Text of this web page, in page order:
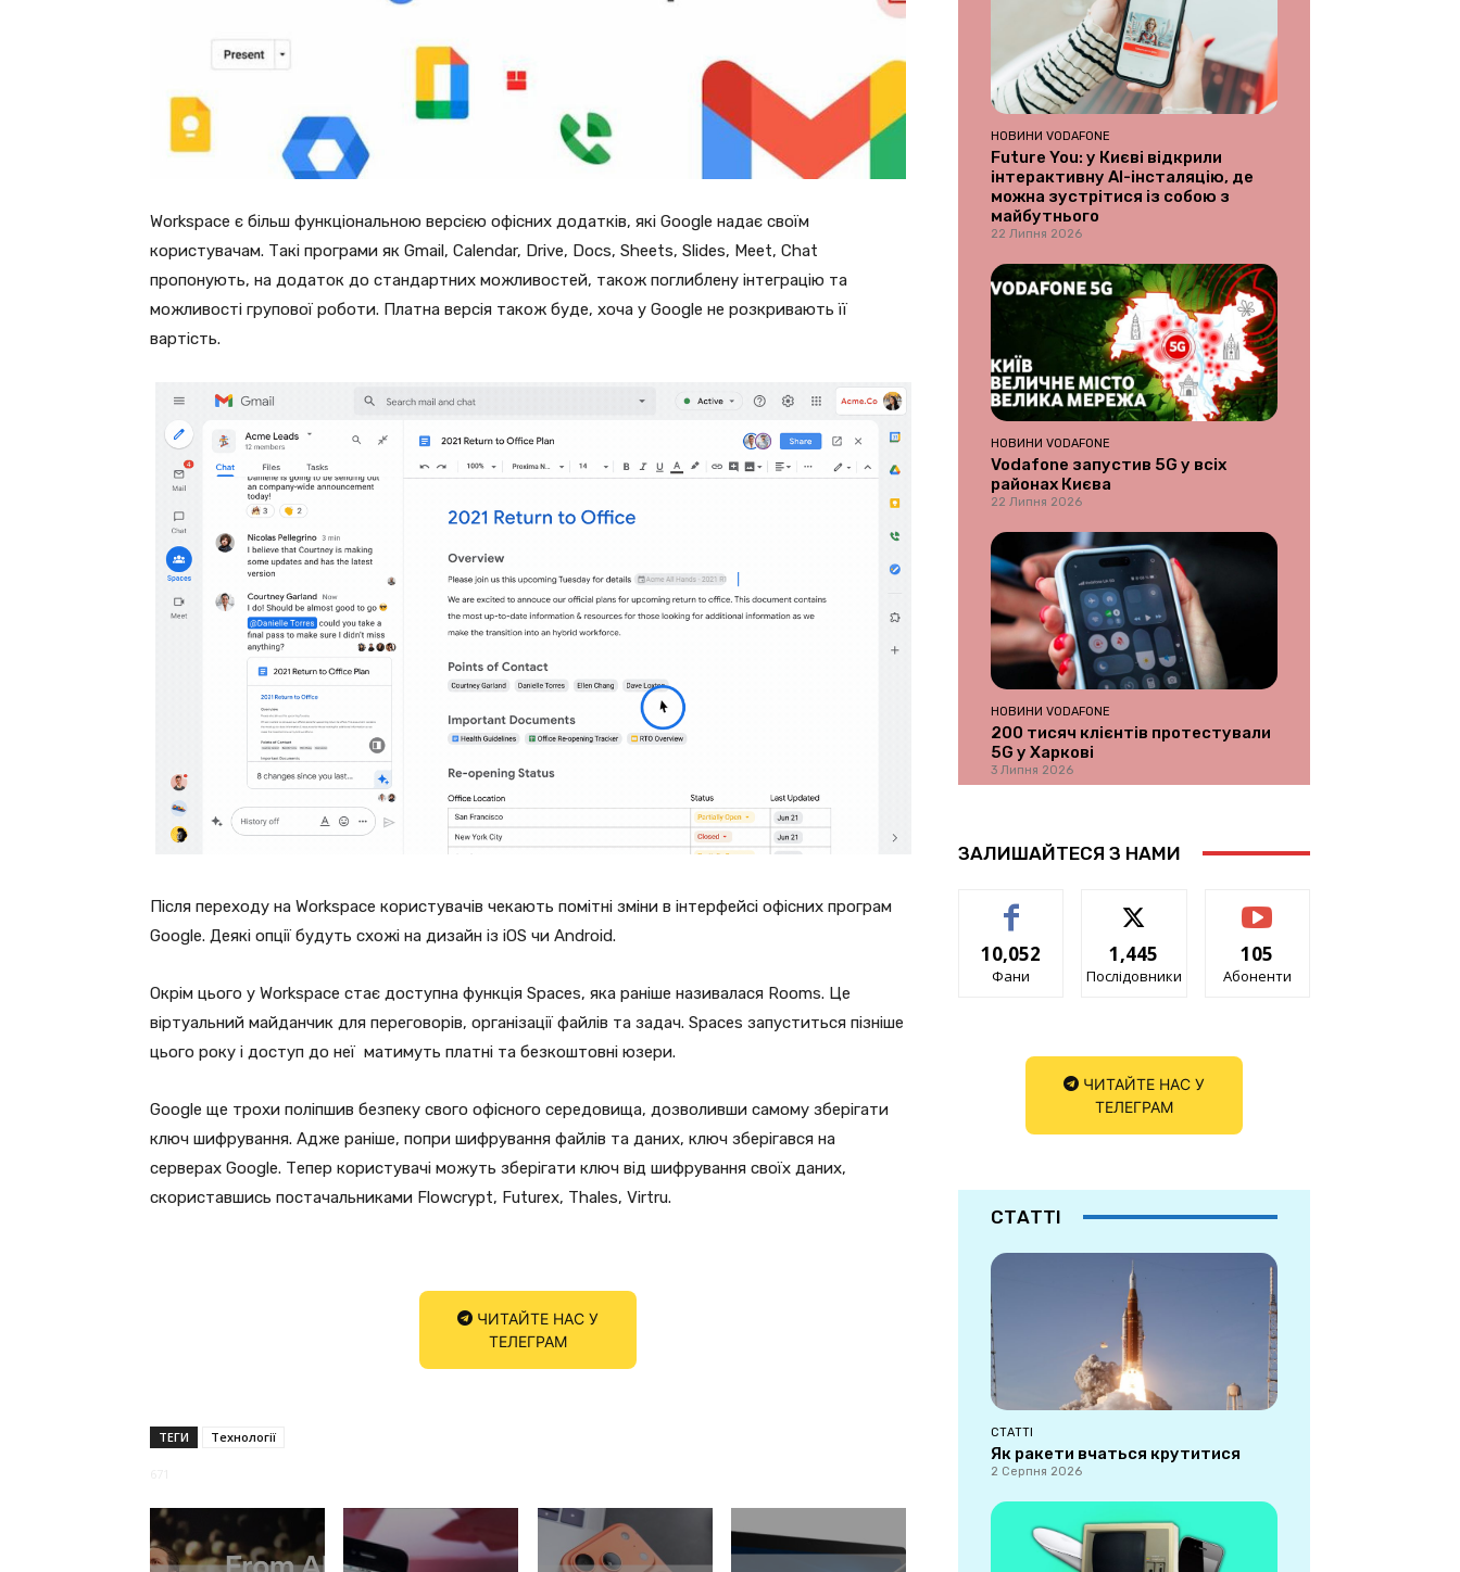
Workspace є більш функціональною версією офісних додатків, які Google надає своїм
користувачам. Такі програми як Gmail, Calendar, Drive, Docs, Sheets, Slides, Meet, Chat
пропонують, на додаток до стандартних можливостей, також поглиблену інтеграцію та
можливості групової роботи. Платна версія також буде, хоча у Google не розкривають її
вартість.
Після переходу на Workspace користувачів чекають помітні зміни в інтерфейсі офісних програм
Google. Деякі опції будуть схожі на дизайн із iOS чи Android.
Окрім цього у Workspace стає доступна функція Spaces, яка раніше називалася Rooms. Це
віртуальний майданчик для переговорів, організації файлів та задач. Spaces запуститься пізніше
цього року і доступ до неї матимуть платні та безкоштовні юзери.
Google ще трохи поліпшив безпеку свого офісного середовища, дозволивши самому зберігати
ключ шифрування. Адже раніше, попри шифрування файлів та даних, ключ зберігався на
серверах Google. Тепер користувачі можуть зберігати ключ від шифрування своїх даних,
скориставшись постачальниками Flowcrypt, Futurex, Thales, Virtru.
ЧИТАЙТЕ НАС У
ТЕЛЕГРАМ
ТЕГИ Технології
НОВИНИ VODAFONE
Future You: у Києві відкрили
інтерактивну AI-інсталяцію, де
можна зустрітися із собою з
майбутнього
22 Липня 2026
НОВИНИ VODAFONE
Vodafone запустив 5G у всіх
районах Києва
22 Липня 2026
НОВИНИ VODAFONE
200 тисяч клієнтів протестували
5G у Харкові
3 Липня 2026
ЗАЛИШАЙТЕСЯ З НАМИ
10,052
Фани
1,445
Послідовники
105
Абоненти
ЧИТАЙТЕ НАС У
ТЕЛЕГРАМ
СТАТТІ
СТАТТІ
Як ракети вчаться крутитися
2 Серпня 2026